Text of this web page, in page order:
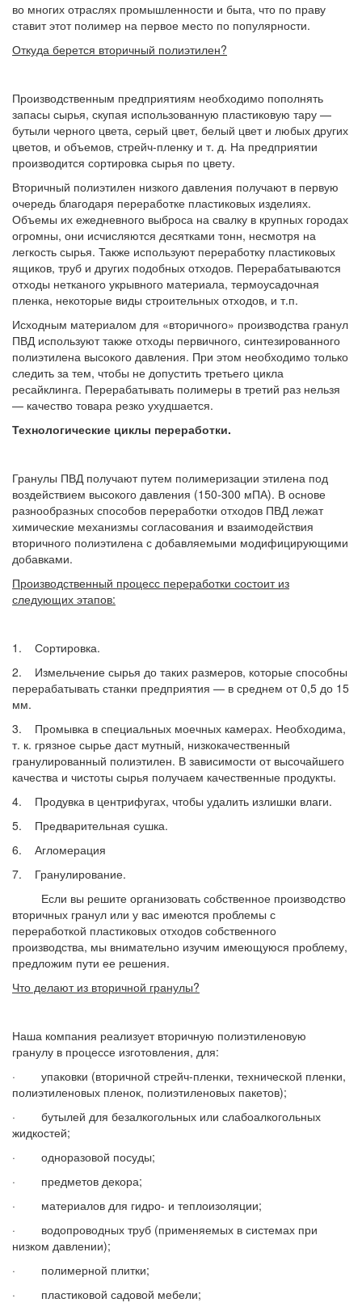
во многих отраслях промышленности и быта, что по праву
ставит этот полимер на первое место по популярности.
Откуда берется вторичный полиэтилен?
Производственным предприятиям необходимо пополнять
запасы сырья, скупая использованную пластиковую тару —
бутыли черного цвета, серый цвет, белый цвет и любых других
цветов, и объемов, стрейч-пленку и т. д. На предприятии
производится сортировка сырья по цвету.
Вторичный полиэтилен низкого давления получают в первую
очередь благодаря переработке пластиковых изделиях.
Объемы их ежедневного выброса на свалку в крупных городах
огромны, они исчисляются десятками тонн, несмотря на
легкость сырья. Также используют переработку пластиковых
ящиков, труб и других подобных отходов. Перерабатываются
отходы нетканого укрывного материала, термоусадочная
пленка, некоторые виды строительных отходов, и т.п.
Исходным материалом для «вторичного» производства гранул
ПВД используют также отходы первичного, синтезированного
полиэтилена высокого давления. При этом необходимо только
следить за тем, чтобы не допустить третьего цикла
ресайклинга. Перерабатывать полимеры в третий раз нельзя
— качество товара резко ухудшается.
Технологические циклы переработки.
Гранулы ПВД получают путем полимеризации этилена под
воздействием высокого давления (150-300 мПА). В основе
разнообразных способов переработки отходов ПВД лежат
химические механизмы согласования и взаимодействия
вторичного полиэтилена с добавляемыми модифицирующими
добавками.
Производственный процесс переработки состоит из
следующих этапов:
1. Сортировка.
2. Измельчение сырья до таких размеров, которые способны
перерабатывать станки предприятия — в среднем от 0,5 до 15
мм.
3. Промывка в специальных моечных камерах. Необходима,
т. к. грязное сырье даст мутный, низкокачественный
гранулированный полиэтилен. В зависимости от высочайшего
качества и чистоты сырья получаем качественные продукты.
4. Продувка в центрифугах, чтобы удалить излишки влаги.
5. Предварительная сушка.
6. Агломерация
7. Гранулирование.
Если вы решите организовать собственное производство
вторичных гранул или у вас имеются проблемы с
переработкой пластиковых отходов собственного
производства, мы внимательно изучим имеющуюся проблему,
предложим пути ее решения.
Что делают из вторичной гранулы?
Наша компания реализует вторичную полиэтиленовую
гранулу в процессе изготовления, для:
· упаковки (вторичной стрейч-пленки, технической пленки,
полиэтиленовых пленок, полиэтиленовых пакетов);
· бутылей для безалкогольных или слабоалкогольных
жидкостей;
· одноразовой посуды;
· предметов декора;
· материалов для гидро- и теплоизоляции;
· водопроводных труб (применяемых в системах при
низком давлении);
· полимерной плитки;
· пластиковой садовой мебели;